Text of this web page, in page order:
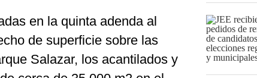
en la quinta adenda al
de superficie sobre las
Salazar, los acantilados y